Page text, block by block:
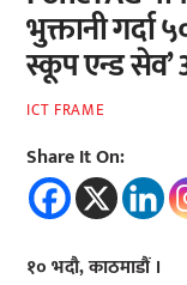
भुक्तानी गर्दा
स्कूप एन्ड
ICT FRAME
Share It On:
१० भदौ, काठमाडौं ।